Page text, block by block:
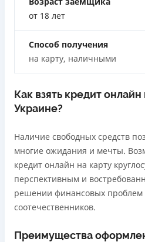
Лицензия переоформлена
Вся информация о кредите
ПОЛУЧИТЬ ЗАЙМ
от 18 лет
Способ получения
на карту, наличными
Как взять кредит онлайн
Украине?
Наличие свободных средств
многие ожидания и мечты.
кредит онлайн на карту
перспективным и
решении финансовых
соотечественников.
Преимущества